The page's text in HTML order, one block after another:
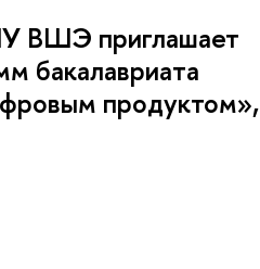
ВШЭ приглашает
бакалавриата
продуктом»,